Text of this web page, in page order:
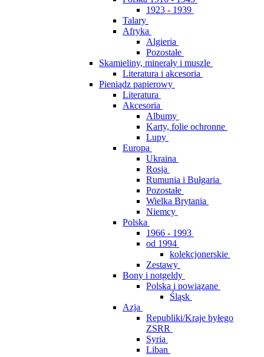
1923 - 1939
Talary
Afryka
Algieria
Pozostałe
Skamieliny, minerały i muszle
Literatura i akcesoria
Pieniądz papierowy
Literatura
Akcesoria
Albumy
Karty, folie ochronne
Lupy
Europa
Ukraina
Rosja
Rumunia i Bułgaria
Pozostałe
Wielka Brytania
Niemcy
Polska
1966 - 1993
od 1994
kolekcjonerskie
Zestawy
Bony i notgeldy
Polska i powiązane
Śląsk
Azja
Republiki/Kraje byłego
ZSRR
Syria
Liban